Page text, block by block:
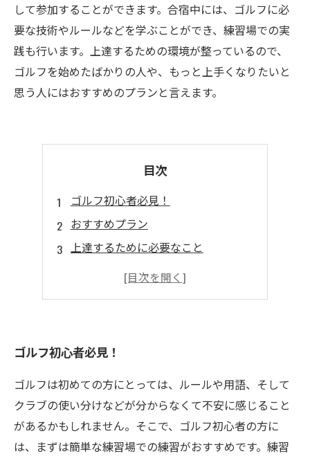
して参加することができます。合宿中には、ゴルフに必
要な技術やルールなどを学ぶことができ、練習場での実
践も行います。上達するための環境が整っているので、
ゴルフを始めたばかりの人や、もっと上手くなりたいと
思う人にはおすすめのプランと言えます。
目次
ゴルフ初心者必見！
おすすめプラン
上達するために必要なこと
快適な宿泊環境
ゴルフ初心者必見！
ゴルフは初めての方にとっては、ルールや用語、そして
クラブの使い分けなどが分からなくて不安に感じること
があるかもしれません。そこで、ゴルフ初心者の方に
は、まずは簡単な練習場での練習がおすすめです。練習